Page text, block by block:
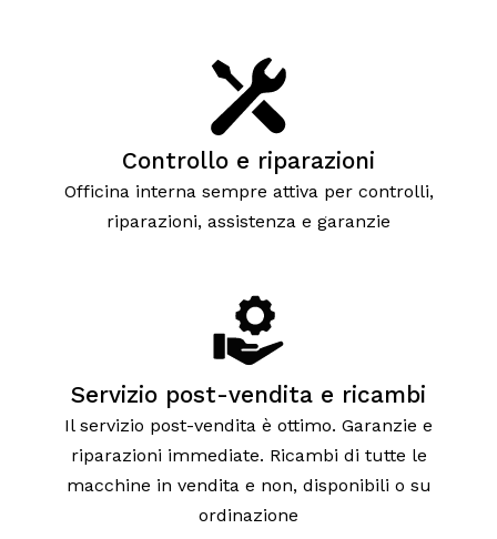
Controllo e riparazioni
Officina interna sempre attiva per controlli,
riparazioni, assistenza e garanzie
Servizio post-vendita e ricambi
Il servizio post-vendita è ottimo. Garanzie e
riparazioni immediate. Ricambi di tutte le
macchine in vendita e non, disponibili o su
ordinazione